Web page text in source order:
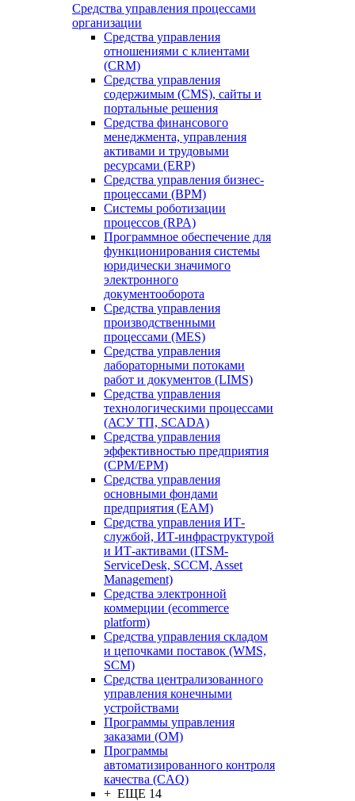
Средства управления процессами
организации
Средства управления
отношениями с клиентами
(CRM)
Средства управления
содержимым (CMS), сайты и
портальные решения
Средства финансового
менеджмента, управления
активами и трудовыми
ресурсами (ERP)
Средства управления бизнес-
процессами (BPM)
Системы роботизации
процессов (RPA)
Программное обеспечение для
функционирования системы
юридически значимого
электронного
документооборота
Средства управления
производственными
процессами (MES)
Средства управления
лабораторными потоками
работ и документов (LIMS)
Средства управления
технологическими процессами
(АСУ ТП, SCADA)
Средства управления
эффективностью предприятия
(CPM/EPM)
Средства управления
основными фондами
предприятия (EAM)
Средства управления ИТ-
службой, ИТ-инфраструктурой
и ИТ-активами (ITSM-
ServiceDesk, SCCM, Asset
Management)
Средства электронной
коммерции (ecommerce
platform)
Средства управления складом
и цепочками поставок (WMS,
SCM)
Средства централизованного
управления конечными
устройствами
Программы управления
заказами (OM)
Программы
автоматизированного контроля
качества (CAQ)
+ ЕЩЕ 14